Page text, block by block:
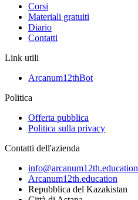
Corsi
Materiali gratuiti
Diario
Contatti
Link utili
Arcanum12thBot
Politica
Offerta pubblica
Politica sulla privacy
Contatti dell'azienda
info@arcanum12th.education
Arcanum12th.education
Repubblica del Kazakistan